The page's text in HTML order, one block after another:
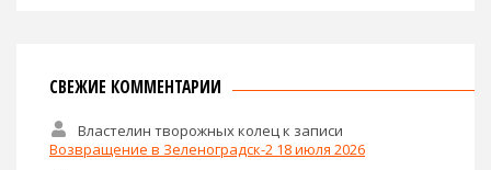
СВЕЖИЕ КОММЕНТАРИИ
Властелин творожных колец к записи
Возвращение в Зеленоградск-2 18 июля 2026